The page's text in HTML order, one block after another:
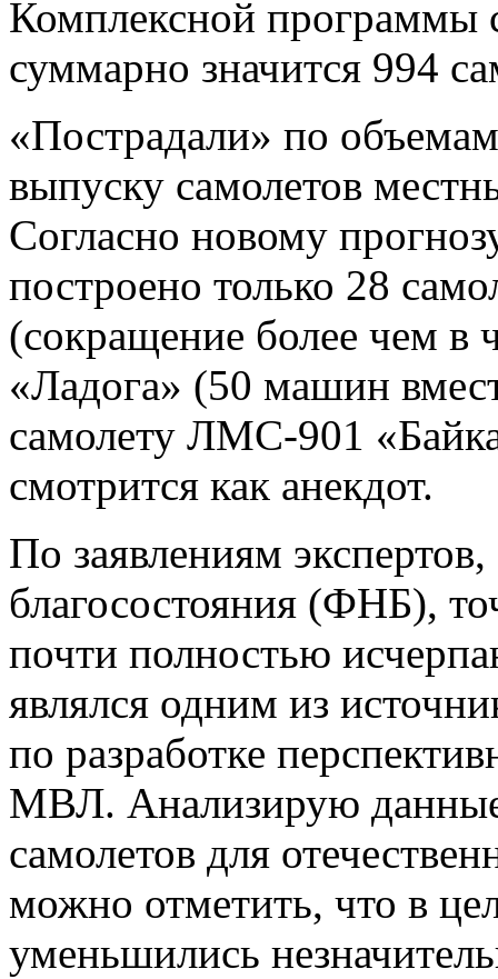
Комплексной программы
суммарно значится 994
«Пострадали» по
выпуску самолетов
Согласно новому
построено только 28
(сокращение более чем в
«Ладога» (50 машин
самолету ЛМС-901
смотрится как анекдот.
По заявлениям
благосостояния (ФНБ),
почти полностью
являлся одним из
по разработке
МВЛ. Анализирую
самолетов для
можно отметить, что в
уменьшились